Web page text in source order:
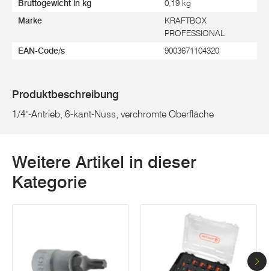
Bruttogewicht in kg 0,19 kg
Marke
KRAFTBOX
PROFESSIONAL
EAN-Code/s 9003671104320
Produktbeschreibung
1/4"-Antrieb, 6-kant-Nuss, verchromte Oberfläche
Weitere Artikel in dieser
Kategorie